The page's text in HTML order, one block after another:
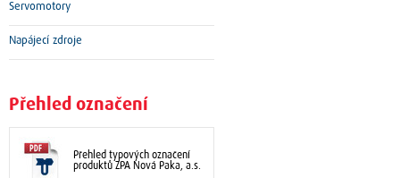
Servomotory
Napájecí zdroje
Přehled označení
Přehled typových označení
produktů ZPA Nová Paka, a.s.